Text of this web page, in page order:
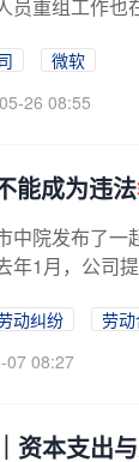
员重组工作也
微软
05-26 08:55
能成为违法
中院发布了一
年1月，公司
动纠纷
劳
07 08:27
资本支出